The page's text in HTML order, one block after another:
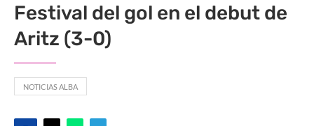
Festival del gol en el debut de
Aritz (3-0)
NOTICIAS ALBA